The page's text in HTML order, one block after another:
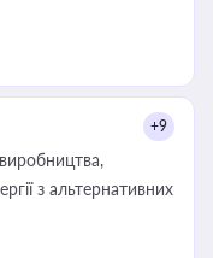
+9
з альтернативних